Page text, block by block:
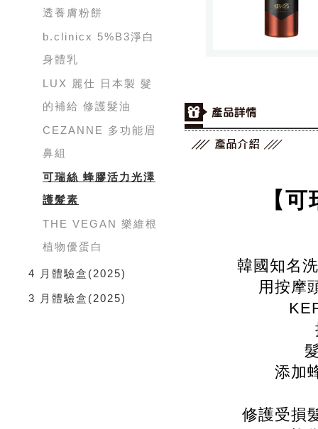
【
韓國知名
用按摩
添加
修護受損
透養膚粉餅
b.clinicx 5%B3淨白
身體乳
LUX 麗仕 日本製 髮
的補給 修護髮油
CEZANNE 多功能眉
鼻組
可瑞絲 蜂膠活力光澤
護髮素
THE VEGAN 樂維根
植物優蛋白
4 月體驗盒 (2025)
3 月體驗盒 (2025)